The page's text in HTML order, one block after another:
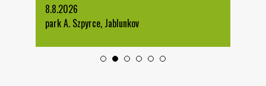
8.8.2026
park A. Szpyrce, Jablunkov